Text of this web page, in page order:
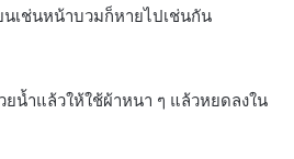
นเช่นหน้าบวมก็หายไปเช่นกัน
น้ำแล้วให้ใช้ผ้าหนา ๆ แล้วหยดลงใน